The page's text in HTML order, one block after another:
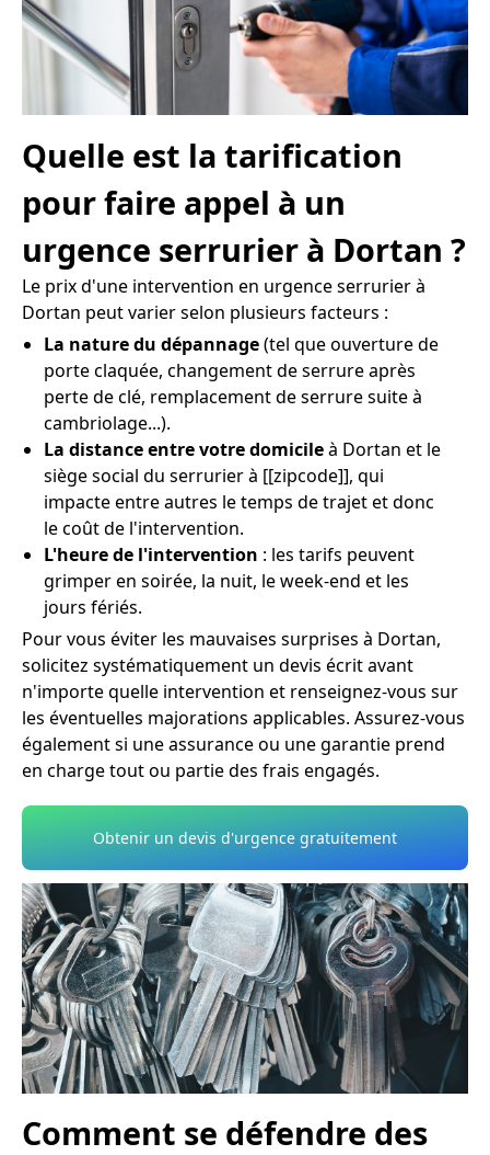
Quelle est la tarification
pour faire appel à un
urgence serrurier à Dortan ?
Le prix d'une intervention en urgence serrurier à
Dortan peut varier selon plusieurs facteurs :
La nature du dépannage(tel que ouverture de
porte claquée, changement de serrure après
perte de clé, remplacement de serrure suite à
cambriolage...).
La distance entre votre domicileà Dortan et le
siège social du serrurier à [[zipcode]], qui
impacte entre autres le temps de trajet et donc
le coût de l'intervention.
L'heure de l'intervention : les tarifs peuvent
grimper en soirée, la nuit, le week-end et les
jours fériés.
Pour vous éviter les mauvaises surprises à Dortan,
solicitez systématiquement un devis écrit avant
n'importe quelle intervention et renseignez-vous sur
les éventuelles majorations applicables. Assurez-vous
également si une assurance ou une garantie prend
en charge tout ou partie des frais engagés.
Obtenir un devis d'urgence gratuitement
Comment se défendre des